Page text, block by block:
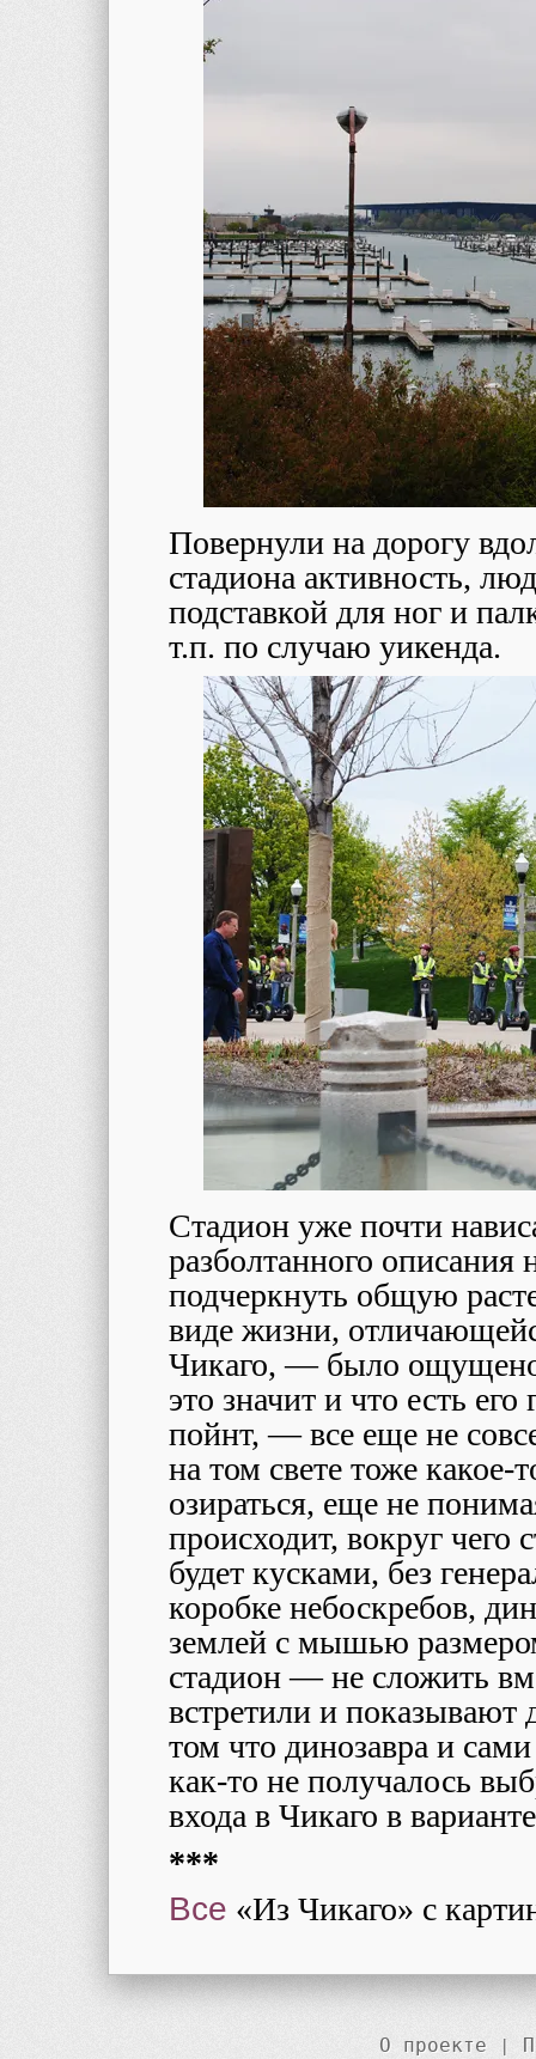
Повернули на дорогу
стадиона активность,
подставкой для ног и
т.п. по случаю уикенда.
Стадион уже почти
разболтанного описания
подчеркнуть общую
виде жизни,
Чикаго, ― было
это значит и что есть
пойнт, ― все еще не
на том свете тоже какое-
озираться, еще не
происходит, вокруг чего
будет кусками, без
коробке небоскребов,
землей с мышью
стадион ― не сложить
встретили и
том что динозавра и
как-то не получалось
входа в Чикаго в
***
Все «Из Чикаго» с
О проекте |